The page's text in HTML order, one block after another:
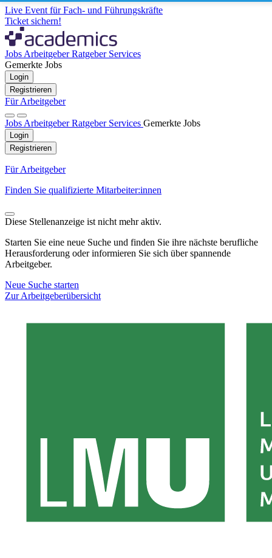
Live Event für Fach- und Führungskräfte
Ticket sichern!
Jobs ArbeitgeberRatgeber Services
Gemerkte Jobs
Login
Registrieren
Für Arbeitgeber
Jobs ArbeitgeberRatgeber Services Gemerkte Jobs
Login
Registrieren
Für Arbeitgeber
Finden Sie qualifizierte Mitarbeiter:innen
Diese Stellenanzeige ist nicht mehr aktiv.
Starten Sie eine neue Suche und finden Sie ihre nächste berufliche
Herausforderung oder informieren Sie sich über spannende
Arbeitgeber.
Neue Suche starten
Zur Arbeitgeberübersicht